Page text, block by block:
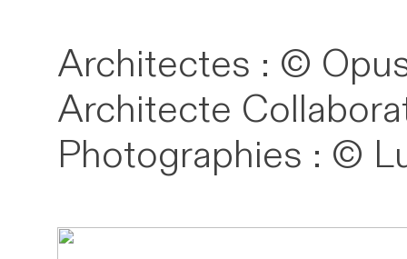
Architectes : ©
Architecte
Photographies : ©